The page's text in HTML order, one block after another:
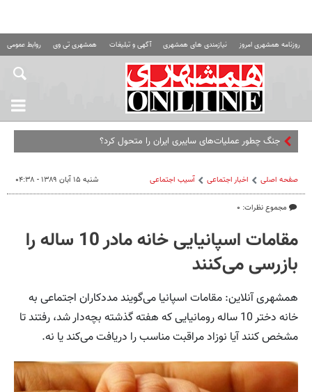
روزنامه همشهری امروز نیازمندی های همشهری آگهی و تبلیغات همشهری تی وی روابط عمومی
جنگ چطور عملیات‌های سایبری ایران را متحول کرد؟
صفحه اصلی اخبار اجتماعی آسیب اجتماعی
مجموع نظرات: ۰
شنبه ۱۵ آبان ۱۳۸۹ - ۰۴:۳۸
مقامات اسپانیایی خانه مادر 10 ساله را
بازرسی می‌کنند
همشهری آنلاین: مقامات اسپانیا می‌گویند مددکاران اجتماعی به
خانه دختر 10 ساله رومانیایی که هفته گذشته بچه‌دار شد،‌ رفتند تا
مشخص کنند آیا نوزاد مراقبت مناسب را دریافت می‌کند یا نه.